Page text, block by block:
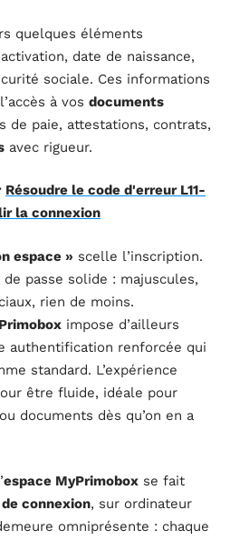
quelques éléments
date de naissance,
sociale. Ces informations
à vos documents
de paie, attestations, contrats,
avec rigueur.
Résoudre le code d'erreur L11-
la connexion
espace » scelle l’inscription.
passe solide : majuscules,
rien de moins.
impose d’ailleurs
authentification renforcée qui
standard. L’expérience
être fluide, idéale pour
documents dès qu’on en a
espace MyPrimobox se fait
de connexion, sur ordinateur
omniprésente : chaque